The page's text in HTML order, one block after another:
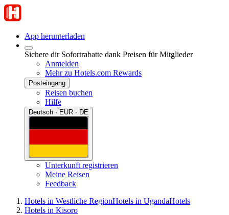
App herunterladen
Sichere dir Sofortrabatte dank Preisen für Mitglieder
Anmelden
Mehr zu Hotels.com Rewards
Posteingang
Reisen buchen
Hilfe
Deutsch · EUR · DE
Unterkunft registrieren
Meine Reisen
Feedback
Hotels in Westliche RegionHotels in UgandaHotels
Hotels in Kisoro